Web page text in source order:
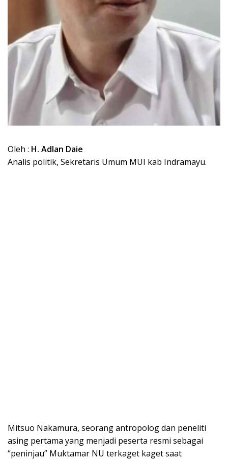
Oleh : H. Adlan Daie
Analis politik, Sekretaris Umum MUI kab Indramayu.
Mitsuo Nakamura, seorang antropolog dan peneliti
asing pertama yang menjadi peserta resmi sebagai
“peninjau” Muktamar NU terkaget kaget saat